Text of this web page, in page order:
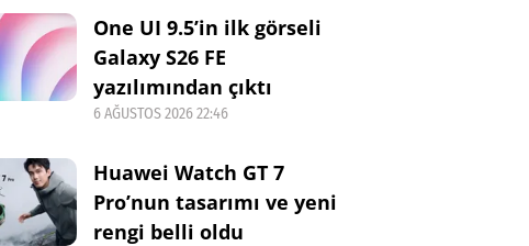
One UI 9.5’in ilk görseli
Galaxy S26 FE
yazılımından çıktı
6 AĞUSTOS 2026 22:46
Huawei Watch GT 7
Pro’nun tasarımı ve yeni
rengi belli oldu